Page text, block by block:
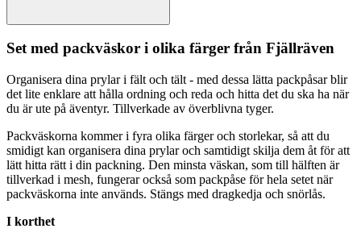
Set med packväskor i olika färger från Fjällräven
Organisera dina prylar i fält och tält - med dessa lätta packpåsar blir
det lite enklare att hålla ordning och reda och hitta det du ska ha när
du är ute på äventyr. Tillverkade av överblivna tyger.
Packväskorna kommer i fyra olika färger och storlekar, så att du
smidigt kan organisera dina prylar och samtidigt skilja dem åt för att
lätt hitta rätt i din packning. Den minsta väskan, som till hälften är
tillverkad i mesh, fungerar också som packpåse för hela setet när
packväskorna inte används. Stängs med dragkedja och snörlås.
I korthet